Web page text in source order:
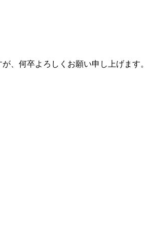
、何卒よろしくお願い申し上げます。